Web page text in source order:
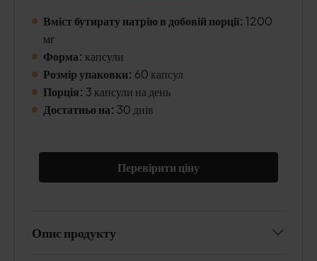
Вміст бутирату натрію в добовій порції: 1200
мг
Форма: капсули
Розмір упаковки: 60 капсул
Порція: 3 капсули на день
Достатньо на: 30 днів
Перевірити ціну
Опис продукту